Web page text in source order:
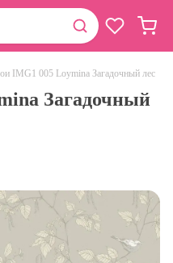
IMG1 005 Loymina Загадочный лес
Загадочный